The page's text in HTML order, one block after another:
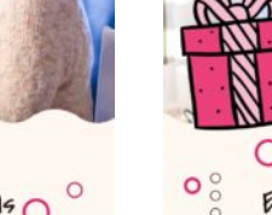
KOSÁRBA TESZEM